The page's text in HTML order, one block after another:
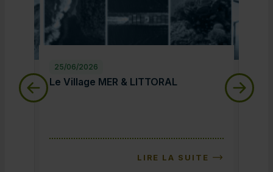
25/06/2026
Le Village MER & LITTORAL
Le Village MER & LITTORAL
LIRE LA SUITE